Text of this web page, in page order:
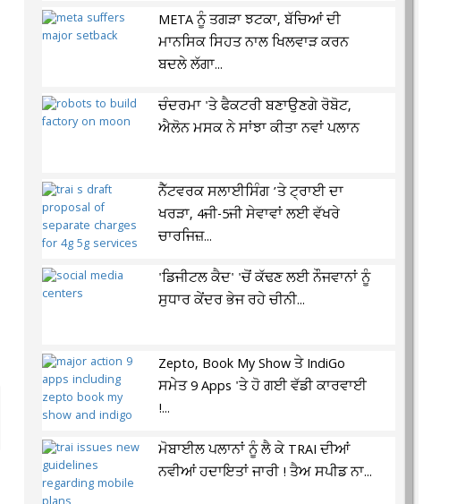
META ਨੂੰ ਤਗੜਾ ਝਟਕਾ, ਬੱਚਿਆਂ ਦੀ
ਮਾਨਸਿਕ ਸਿਹਤ ਨਾਲ ਖਿਲਵਾੜ ਕਰਨ
ਬਦਲੇ ਲੱਗਾ...
ਚੰਦਰਮਾ 'ਤੇ ਫੈਕਟਰੀ ਬਣਾਉਣਗੇ ਰੋਬੋਟ,
ਐਲੋਨ ਮਸਕ ਨੇ ਸਾਂਝਾ ਕੀਤਾ ਨਵਾਂ ਪਲਾਨ
ਨੈੱਟਵਰਕ ਸਲਾਈਸਿੰਗ ’ਤੇ ਟ੍ਰਾਈ ਦਾ
ਖਰੜਾ, 4ਜੀ-5ਜੀ ਸੇਵਾਵਾਂ ਲਈ ਵੱਖਰੇ
ਚਾਰਜਿਜ਼...
'ਡਿਜੀਟਲ ਕੈਦ' 'ਚੋਂ ਕੱਢਣ ਲਈ ਨੌਜਵਾਨਾਂ ਨੂੰ
ਸੁਧਾਰ ਕੇਂਦਰ ਭੇਜ ਰਹੇ ਚੀਨੀ...
Zepto, Book My Show ਤੇ IndiGo
ਸਮੇਤ 9 Apps 'ਤੇ ਹੋ ਗਈ ਵੱਡੀ ਕਾਰਵਾਈ
!...
ਮੋਬਾਈਲ ਪਲਾਨਾਂ ਨੂੰ ਲੈ ਕੇ TRAI ਦੀਆਂ
ਨਵੀਆਂ ਹਦਾਇਤਾਂ ਜਾਰੀ ! ਤੈਅ ਸਪੀਡ ਨਾ...